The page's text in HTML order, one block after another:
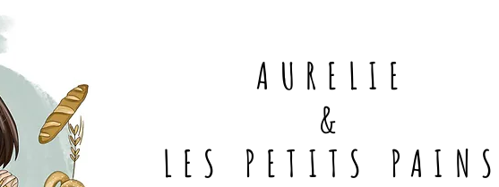
AURELIE
&
LES PETITS PAINS